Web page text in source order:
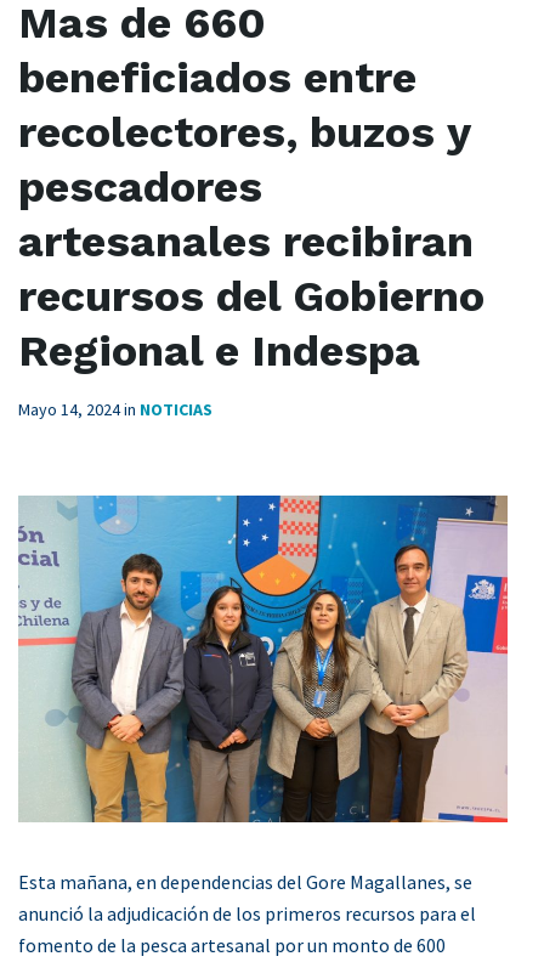
Mas de 660
beneficiados entre
recolectores, buzos y
pescadores
artesanales recibiran
recursos del Gobierno
Regional e Indespa
Mayo 14, 2024in NOTICIAS
Esta mañana, en dependencias del Gore Magallanes, se
anunció la adjudicación de los primeros recursos para el
fomento de la pesca artesanal por un monto de 600